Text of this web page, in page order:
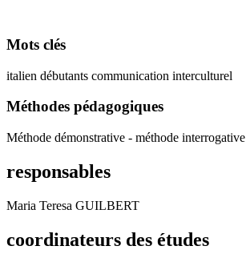
Mots clés
italien débutants communication interculturel
Méthodes pédagogiques
Méthode démonstrative - méthode interrogative
responsables
Maria Teresa GUILBERT
coordinateurs des études